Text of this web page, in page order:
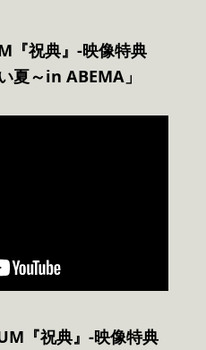
祝典』-映像特典
夏～in ABEMA」
『祝典』-映像特典